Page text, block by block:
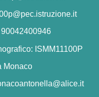
ISMM11100P
Monaco